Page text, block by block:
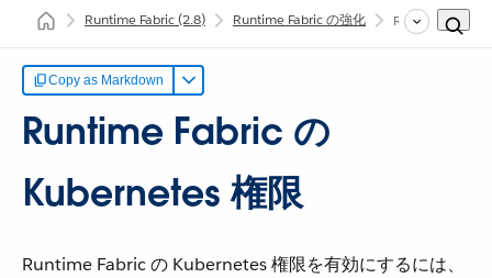
Runtime Fabric(2.8) Runtime Fabric の強化 Runtime Fabric
Copy as Markdown
Runtime Fabric の
Kubernetes 権限
Runtime Fabric の Kubernetes 権限を有効にするには、